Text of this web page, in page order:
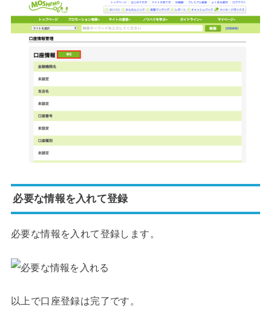
必要な情報を入れて登録
必要な情報を入れて登録します。
以上で口座登録は完了です。